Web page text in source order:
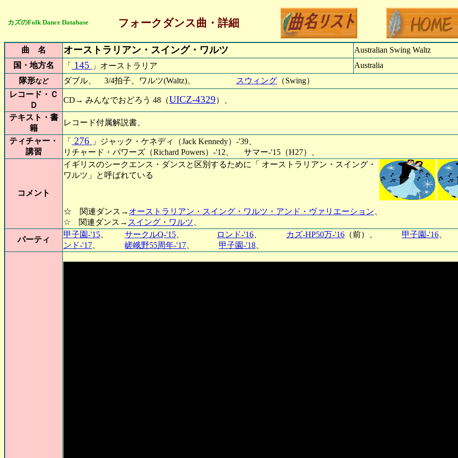
カズのFolk Dance Database フォークダンス曲・詳細
曲 名 オーストラリアン・スイング・ワルツ
Australian Swing Waltz
国・地方名
「 145 」オーストラリア
Australia
隊形など ダブル、 3/4拍子、ワルツ(Waltz)、 スウィング （Swing）
レコード・Ｃ
Ｄ
CD→ みんなでおどろう 48（UICZ-4329）、
テキスト・書
籍
レコード付属解説書、
ティチャー・
講習
「 276
」ジャック・ケネディ（Jack Kennedy）-'39、
リチャード・パワーズ（Richard Powers）-'12、 サマー-'15（H27）、
コメント
イギリスのシークエンス・ダンスと区別するために「 オーストラリアン・スイング・
ワルツ」と呼ばれている
☆ 関連ダンス→ オーストラリアン・スイング・ワルツ・アンド・ヴァリエーション
☆ 関連ダンス→ スイング・ワルツ
パーティ
甲子園-'15 サークルQ-'15 ロンド-'16 カズ-HP50万-'16 （前）、 甲子園-'16
ンド-'17
嵯峨野55周年-'17 甲子園-'18